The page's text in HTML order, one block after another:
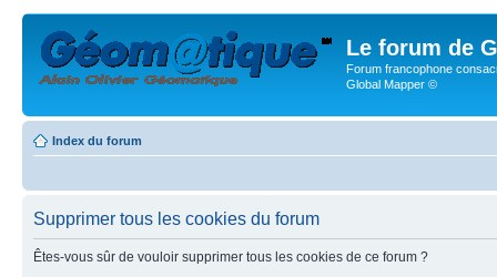
Le forum de
Forum francophone
Global Mapper ©
Index du forum
Supprimer tous les cookies du forum
Êtes-vous sûr de vouloir supprimer tous les cookies de ce forum ?